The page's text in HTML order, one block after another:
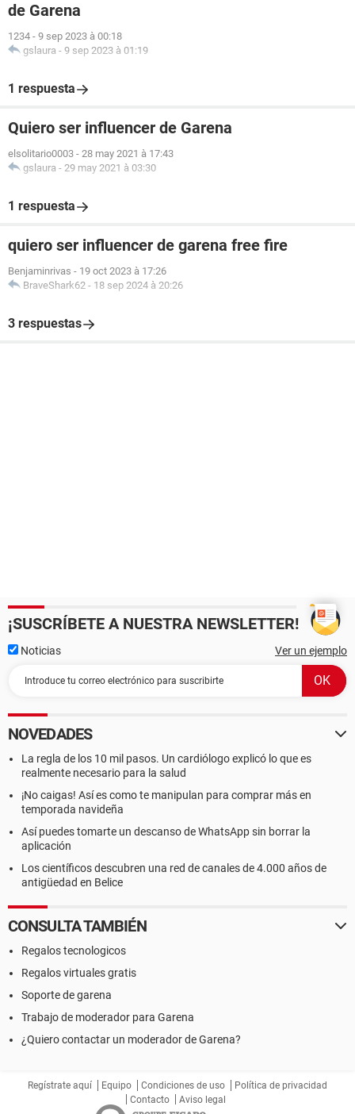
de Garena
1234 - 9 sep 2023 à 00:18
gslaura - 9 sep 2023 à 01:19
1 respuesta
Quiero ser influencer de Garena
elsolitario0003 - 28 may 2021 à 17:43
gslaura - 29 may 2021 à 03:30
1 respuesta
quiero ser influencer de garena free fire
Benjaminrivas - 19 oct 2023 à 17:26
BraveShark62 - 18 sep 2024 à 20:26
3 respuestas
¡SUSCRÍBETE A NUESTRA NEWSLETTER!
Noticias Ver un ejemplo
NOVEDADES
La regla de los 10 mil pasos. Un cardiólogo explicó lo que es
realmente necesario para la salud
¡No caigas! Así es como te manipulan para comprar más en
temporada navideña
Así puedes tomarte un descanso de WhatsApp sin borrar la
aplicación
Los científicos descubren una red de canales de 4.000 años de
antigüedad en Belice
CONSULTA TAMBIÉN
Regalos tecnologicos
Regalos virtuales gratis
Soporte de garena
Trabajo de moderador para Garena
¿Quiero contactar un moderador de Garena?
Regístrate aquí Equipo Condiciones de uso
Política de privacidad
Contacto
Aviso legal